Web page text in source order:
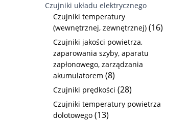
Czujniki układu elektrycznego
Czujniki temperatury
(wewnętrznej, zewnętrznej) (16)
Czujniki jakości powietrza,
zaparowania szyby, aparatu
zapłonowego, zarządzania
akumulatorem (8)
Czujniki prędkości (28)
Czujniki temperatury powietrza
dolotowego (13)